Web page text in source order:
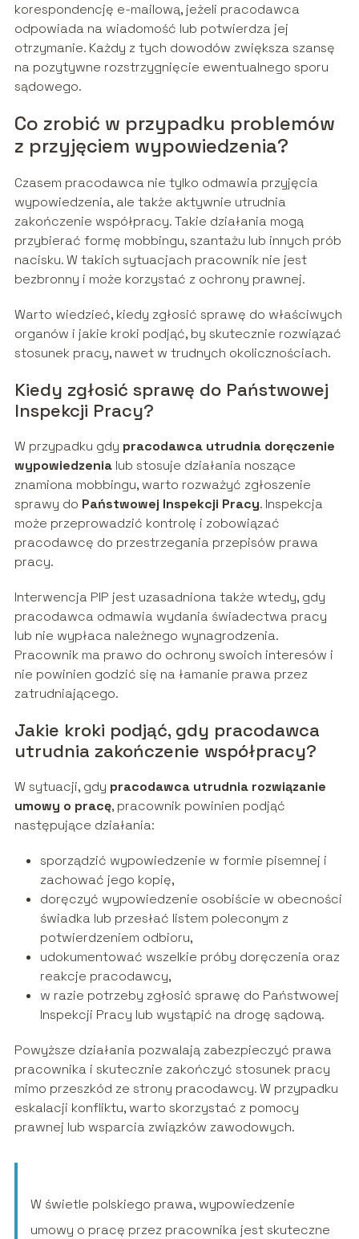
korespondencję e-mailową, jeżeli pracodawca
odpowiada na wiadomość lub potwierdza jej
otrzymanie. Każdy z tych dowodów zwiększa szansę
na pozytywne rozstrzygnięcie ewentualnego sporu
sądowego.
Co zrobić w przypadku problemów
z przyjęciem wypowiedzenia?
Czasem pracodawca nie tylko odmawia przyjęcia
wypowiedzenia, ale także aktywnie utrudnia
zakończenie współpracy. Takie działania mogą
przybierać formę mobbingu, szantażu lub innych prób
nacisku. W takich sytuacjach pracownik nie jest
bezbronny i może korzystać z ochrony prawnej.
Warto wiedzieć, kiedy zgłosić sprawę do właściwych
organów i jakie kroki podjąć, by skutecznie rozwiązać
stosunek pracy, nawet w trudnych okolicznościach.
Kiedy zgłosić sprawę do Państwowej
Inspekcji Pracy?
W przypadku gdy pracodawca utrudnia doręczenie
wypowiedzenialub stosuje działania noszące
znamiona mobbingu, warto rozważyć zgłoszenie
sprawy do Państwowej Inspekcji Pracy. Inspekcja
może przeprowadzić kontrolę i zobowiązać
pracodawcę do przestrzegania przepisów prawa
pracy.
Interwencja PIP jest uzasadniona także wtedy, gdy
pracodawca odmawia wydania świadectwa pracy
lub nie wypłaca należnego wynagrodzenia.
Pracownik ma prawo do ochrony swoich interesów i
nie powinien godzić się na łamanie prawa przez
zatrudniającego.
Jakie kroki podjąć, gdy pracodawca
utrudnia zakończenie współpracy?
W sytuacji, gdy pracodawca utrudnia rozwiązanie
umowy o pracę, pracownik powinien podjąć
następujące działania:
sporządzić wypowiedzenie w formie pisemnej i
zachować jego kopię,
doręczyć wypowiedzenie osobiście w obecności
świadka lub przesłać listem poleconym z
potwierdzeniem odbioru,
udokumentować wszelkie próby doręczenia oraz
reakcje pracodawcy,
w razie potrzeby zgłosić sprawę do Państwowej
Inspekcji Pracy lub wystąpić na drogę sądową.
Powyższe działania pozwalają zabezpieczyć prawa
pracownika i skutecznie zakończyć stosunek pracy
mimo przeszkód ze strony pracodawcy. W przypadku
eskalacji konfliktu, warto skorzystać z pomocy
prawnej lub wsparcia związków zawodowych.
W świetle polskiego prawa, wypowiedzenie
umowy o pracę przez pracownika jest skuteczne